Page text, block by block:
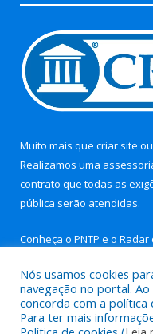
Muito mais que criar site ou
Realizamos uma
contrato que todas as
pública serão atendidas.
Conheça o PNTP e o Radar
Todos os direitos
Nós usamos cookies
navegação no portal.
concorda com a política
Para ter mais